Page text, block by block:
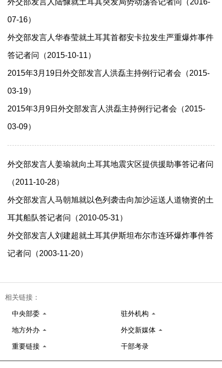
外交部发言人陆慷就土耳其突发局势动荡答记者问（2016-
07-16）
外交部发言人华春莹就土耳其首都安卡拉发生严重爆炸事件
答记者问（2015-10-11）
2015年3月19日外交部发言人洪磊主持例行记者会（2015-
03-19）
2015年3月9日外交部发言人洪磊主持例行记者会（2015-
03-09）
外交部发言人姜瑜就向土耳其地震灾区提供援助事答记者问
（2011-10-28）
外交部发言人马朝旭就以色列袭击向加沙运送人道物资的土
耳其船队答记者问（2010-05-31）
外交部发言人刘建超就土耳其伊斯坦布尔市连环爆炸事件答
记者问（2003-11-20）
相关链接：
中央部委 驻外机构
地方外办 外交新媒体
重要链接 干部考录